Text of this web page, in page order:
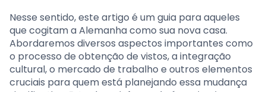
Nesse sentido, este artigo é um guia para aqueles
que cogitam a Alemanha como sua nova casa.
Abordaremos diversos aspectos importantes como
o processo de obtenção de vistos, a integração
cultural, o mercado de trabalho e outros elementos
cruciais para quem está planejando essa mudança